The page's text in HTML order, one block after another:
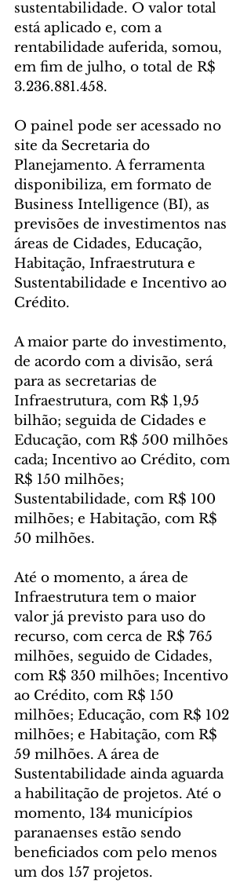
sustentabilidade. O valor total
está aplicado e, com a
rentabilidade auferida, somou,
em fim de julho, o total de R$
3.236.881.458.
O painel pode ser acessado no
site da Secretaria do
Planejamento. A ferramenta
disponibiliza, em formato de
Business Intelligence (BI), as
previsões de investimentos nas
áreas de Cidades, Educação,
Habitação, Infraestrutura e
Sustentabilidade e Incentivo ao
Crédito.
A maior parte do investimento,
de acordo com a divisão, será
para as secretarias de
Infraestrutura, com R$ 1,95
bilhão; seguida de Cidades e
Educação, com R$ 500 milhões
cada; Incentivo ao Crédito, com
R$ 150 milhões;
Sustentabilidade, com R$ 100
milhões; e Habitação, com R$
50 milhões.
Até o momento, a área de
Infraestrutura tem o maior
valor já previsto para uso do
recurso, com cerca de R$ 765
milhões, seguido de Cidades,
com R$ 350 milhões; Incentivo
ao Crédito, com R$ 150
milhões; Educação, com R$ 102
milhões; e Habitação, com R$
59 milhões. A área de
Sustentabilidade ainda aguarda
a habilitação de projetos. Até o
momento, 134 municípios
paranaenses estão sendo
beneficiados com pelo menos
um dos 157 projetos.